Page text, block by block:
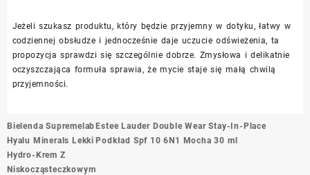
Jeżeli szukasz produktu, który będzie przyjemny w dotyku, łatwy w
codziennej obsłudze i jednocześnie daje uczucie odświeżenia, ta
propozycja sprawdzi się szczególnie dobrze. Zmysłowa i delikatnie
oczyszczająca formuła sprawia, że mycie staje się małą chwilą
przyjemności.
Nawigacja
wpisu
Bielenda Supremelab
Hyalu Minerals Lekki
Hydro-Krem Z
Niskocząsteczkowym
Estee Lauder Double Wear Stay-In-Place
Podkład Spf 10 6N1 Mocha 30 ml